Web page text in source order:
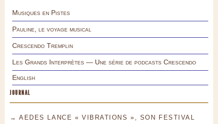
Musiques en Pistes
Pauline, le voyage musical
Crescendo Tremplin
Les Grands Interprètes — Une série de podcasts Crescendo
English
JOURNAL
→ AEDES LANCE « VIBRATIONS », SON FESTIVAL